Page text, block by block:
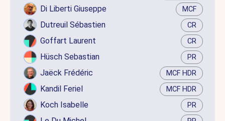
Di Liberti Giuseppe MCF
Dutreuil Sébastien CR
Goffart Laurent CR
Hüsch Sebastian PR
Jaëck Frédéric MCF HDR
Kandil Feriel MCF HDR
Koch Isabelle PR